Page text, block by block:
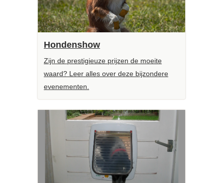
Hondenshow
Zijn de prestigieuze prijzen de moeite
waard? Leer alles over deze bijzondere
evenementen.